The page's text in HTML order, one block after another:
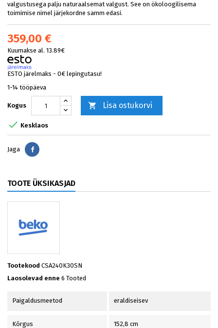
valgustusega palju naturaalsemat valgust. See on ökoloogilisema
toimimise nimel järjekordne samm edasi.
359,00 €
Kuumakse al. 13.89€
ESTO järelmaks - 0€ lepingutasu!
1-14 tööpäeva
Kogus  Lisa ostukorvi
 Kesklaos
Jaga Jaga
TOOTE ÜKSIKASJAD
Tootekood CSA240K30SN
Laosolevad enne 6 Tooted
Paigaldusmeetod eraldiseisev
Kõrgus 152,8 cm